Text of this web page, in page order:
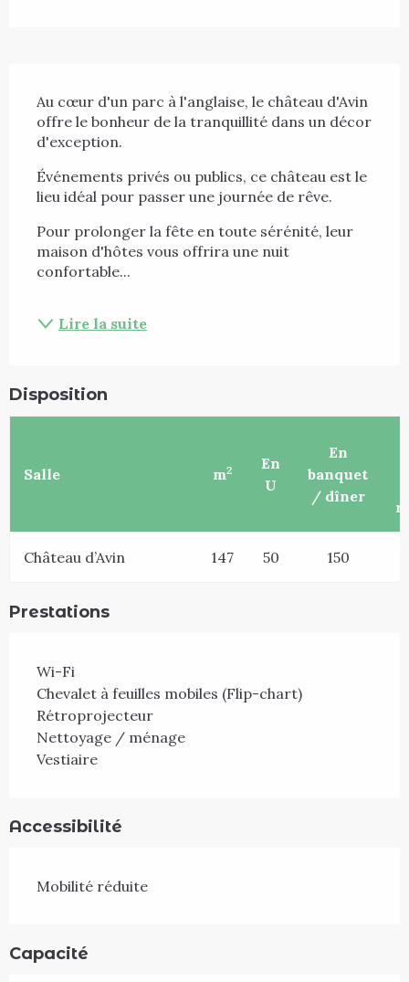
Au cœur d'un parc à l'anglaise, le château d'Avin
offre le bonheur de la tranquillité dans un décor
d'exception.
Événements privés ou publics, ce château est le
lieu idéal pour passer une journée de rêve.
Pour prolonger la fête en toute sérénité, leur
maison d'hôtes vous offrira une nuit
confortable...
Lire la suite
Disposition
Salle m2
En
U
En
banquet
/ dîner
Château d’Avin 147 50 150
Prestations
Wi-Fi
Chevalet à feuilles mobiles (Flip-chart)
Rétroprojecteur
Nettoyage / ménage
Vestiaire
Accessibilité
Mobilité réduite
Capacité